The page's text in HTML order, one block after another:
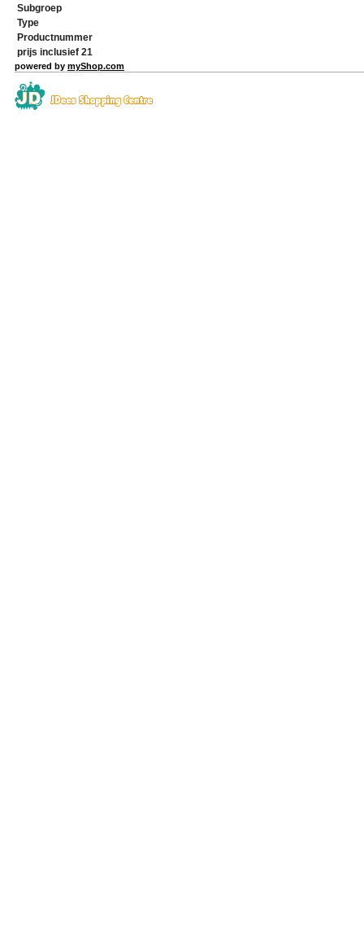
Subgroep
Type
Productnummer
prijs inclusief 21
powered by myShop.com